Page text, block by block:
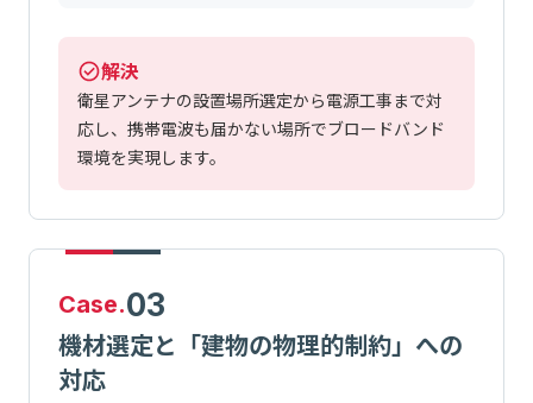
解決
衛星アンテナの設置場所選定から電源工事まで対
応し、携帯電波も届かない場所でブロードバンド
環境を実現します。
Case.03
機材選定と「建物の物理的制約」への
対応